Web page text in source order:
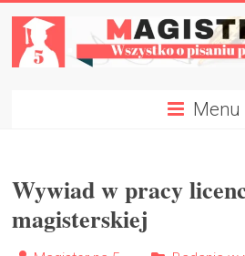
content
Napisz
Pracę
Dyplomową
Menu
Wywiad w pracy
magisterskiej